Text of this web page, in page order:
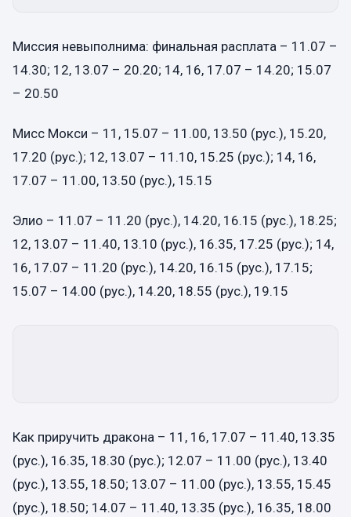
Миссия невыполнима: финальная расплата – 11.07 –
14.30; 12, 13.07 – 20.20; 14, 16, 17.07 – 14.20; 15.07
– 20.50
Мисс Мокси – 11, 15.07 – 11.00, 13.50 (рус.), 15.20,
17.20 (рус.); 12, 13.07 – 11.10, 15.25 (рус.); 14, 16,
17.07 – 11.00, 13.50 (рус.), 15.15
Элио – 11.07 – 11.20 (рус.), 14.20, 16.15 (рус.), 18.25;
12, 13.07 – 11.40, 13.10 (рус.), 16.35, 17.25 (рус.); 14,
16, 17.07 – 11.20 (рус.), 14.20, 16.15 (рус.), 17.15;
15.07 – 14.00 (рус.), 14.20, 18.55 (рус.), 19.15
Как приручить дракона – 11, 16, 17.07 – 11.40, 13.35
(рус.), 16.35, 18.30 (рус.); 12.07 – 11.00 (рус.), 13.40
(рус.), 13.55, 18.50; 13.07 – 11.00 (рус.), 13.55, 15.45
(рус.), 18.50; 14.07 – 11.40, 13.35 (рус.), 16.35, 18.00